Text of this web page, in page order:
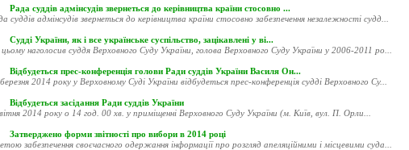
Рада суддів адмінсудів звернеться до керівництва країни стосовно ...
суддів адмінсудів звернеться до керівництва країни стосовно забезпечення незалежності судд...
Судді України, як і все українське суспільство, зацікавлені у ві...
наголосив суддя Верховного Суду України, голова Верховного Суду України у 2006-2011 ро...
Відбудеться прес-конференція голови Ради суддів України Василя Он...
2014 року у Верховному Суді України відбудеться прес-конференція судді Верховного Су...
Відбудеться засідання Ради суддів України
2014 року о 14 год. 00 хв. у приміщенні Верховного Суду України (м. Київ, вул. П. Орли...
Затверджено форми звітності про вибори в 2014 році
забезпечення своєчасного одержання інформації про розгляд апеляційними і місцевими суда...